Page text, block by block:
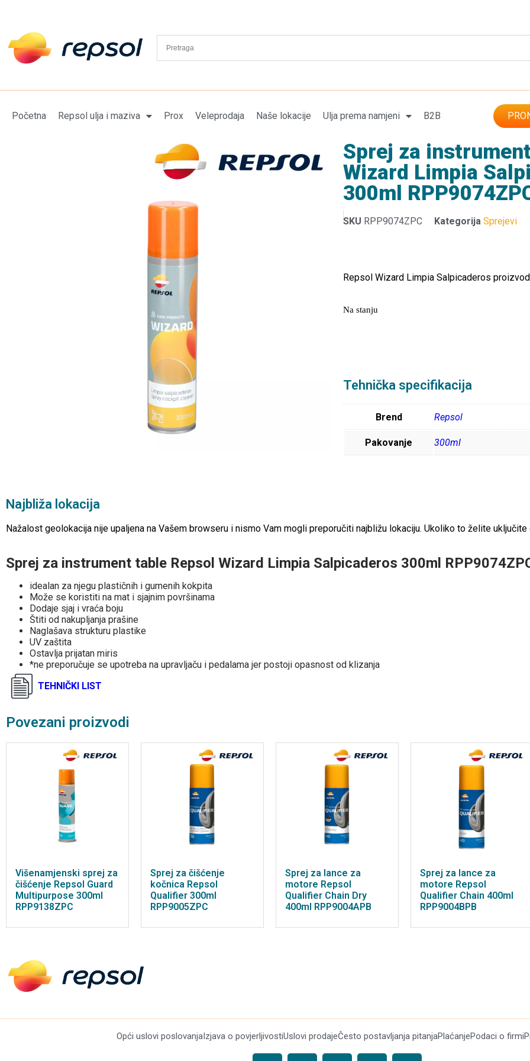
Početna Repsol ulja i maziva Prox Veleprodaja Naše lokacije Ulja prema namjeni B2B
Sprej za
Wizard Limpia
300ml
SKU RPP9074ZPC Kategorija Sprejevi
Repsol Wizard Limpia Salpicaderos
Na stanju
Tehnička specifikacija
Brend Repsol
Pakovanje 300ml
Najbliža lokacija
Nažalost geolokacija nije upaljena na Vašem browseru i nismo Vam mogli preporučiti najbližu lokaciju. Ukoliko to želite uključite
Sprej za instrument table Repsol Wizard Limpia Salpicaderos 300ml
idealan za njegu plastičnih i gumenih kokpita
Može se koristiti na mat i sjajnim površinama
Dodaje sjaj i vraća boju
Štiti od nakupljanja prašine
Naglašava strukturu plastike
UV zaštita
Ostavlja prijatan miris
*ne preporučuje se upotreba na upravljaču i pedalama jer postoji opasnost od klizanja
TEHNIČKI LIST
Povezani proizvodi
Višenamjenski sprej za
čišćenje Repsol Guard
Multipurpose 300ml
RPP9138ZPC
Sprej za čišćenje
kočnica Repsol
Qualifier 300ml
RPP9005ZPC
Sprej za lance za
motore Repsol
Qualifier Chain Dry
400ml RPP9004APB
Sprej za lance za
motore Repsol
Qualifier Chain 400ml
RPP9004BPB
Opći uslovi poslovanja Izjava o povjerljivostiUslovi prodajeČesto postavljanja pitanjaPlaćanjePodaci o firmi